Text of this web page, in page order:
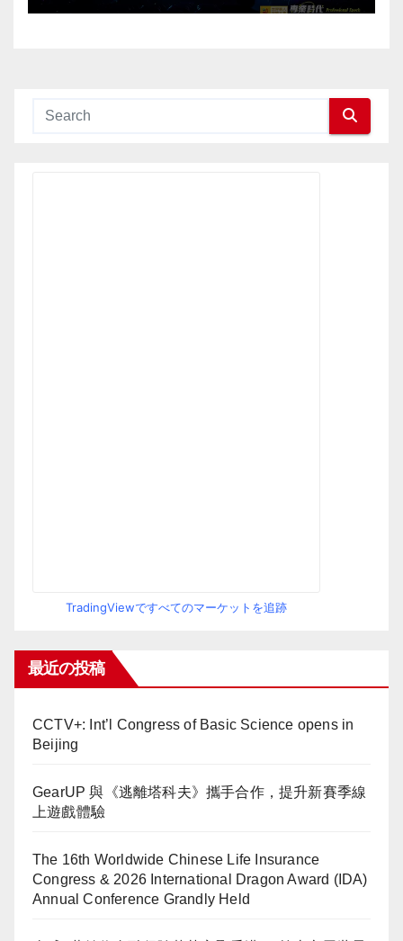
Conference Grandly Held
TradingViewですべてのマーケットを追跡
最近の投稿
CCTV+: Int’l Congress of Basic Science opens in
Beijing
GearUP 與《逃離塔科夫》攜手合作，提升新賽季線
上遊戲體驗
The 16th Worldwide Chinese Life Insurance
Congress & 2026 International Dragon Award (IDA)
Annual Conference Grandly Held